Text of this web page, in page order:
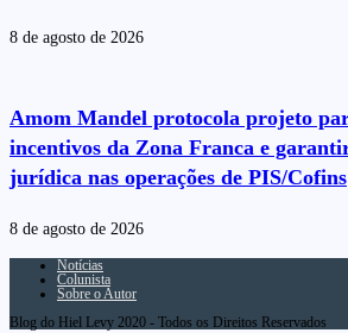
8 de agosto de 2026
Amom Mandel protocola projeto
incentivos da Zona Franca e
jurídica nas operações de PIS/Cofins
8 de agosto de 2026
Notícias
Colunista
Sobre o Autor
Blog do Hiel Levy 2020 - Todos os Direitos Reservados